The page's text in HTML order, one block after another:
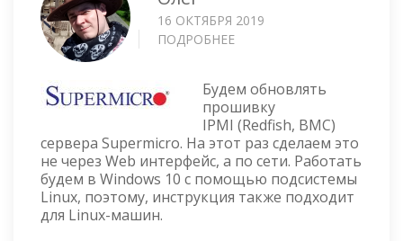
16 ОКТЯБРЯ 2019
ПОДРОБНЕЕ
ПРОШИВАЕМ
IPMI
(REDFISH,
BMC)
ПО
СЕТИ
Будем обновлять
прошивку
IPMI (Redfish, BMC)
сервера Supermicro. На этот раз сделаем это
не через Web интерфейс, а по сети. Работать
будем в Windows 10 с помощью подсистемы
Linux, поэтому, инструкция также подходит
для Linux-машин.